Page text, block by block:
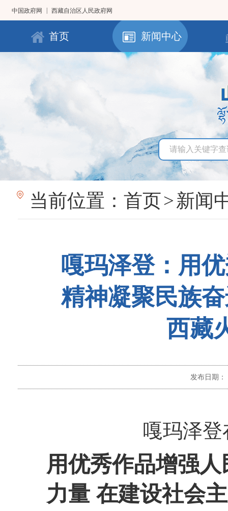
中国政府网 西藏自治区人民政府网
首页 新闻中心
当前位置： 首页>新闻
嘎玛泽登：用
精神凝聚民族
西藏
发布日期：
嘎玛泽
用优秀作品增强
力量 在建设社会